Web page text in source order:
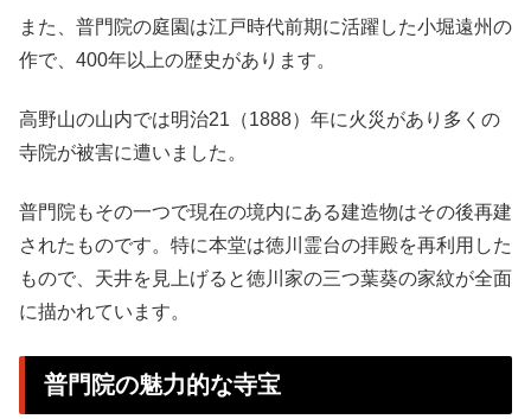
また、普門院の庭園は江戸時代前期に活躍した小堀遠州の
作で、400年以上の歴史があります。
高野山の山内では明治21（1888）年に火災があり多くの
寺院が被害に遭いました。
普門院もその一つで現在の境内にある建造物はその後再建
されたものです。特に本堂は徳川霊台の拝殿を再利用した
もので、天井を見上げると徳川家の三つ葉葵の家紋が全面
に描かれています。
普門院の魅力的な寺宝